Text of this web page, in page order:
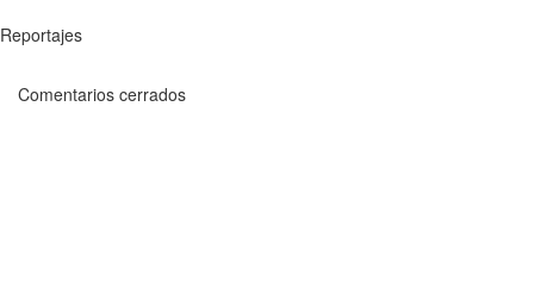
Reportajes
Comentarios cerrados